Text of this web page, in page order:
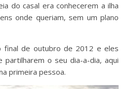
do casal era conhecerem a ilha
onde queriam, sem um plano
final de outubro de 2012 e eles
o seu dia-a-dia, aqui
primeira pessoa.